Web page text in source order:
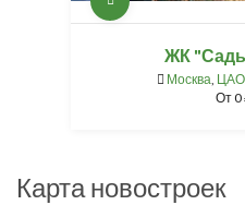
ЖК
Москва, ЦАО
От0
Карта новостроек